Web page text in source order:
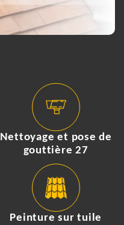
Nettoyage et pose de
gouttière 27
Peinture sur tuile